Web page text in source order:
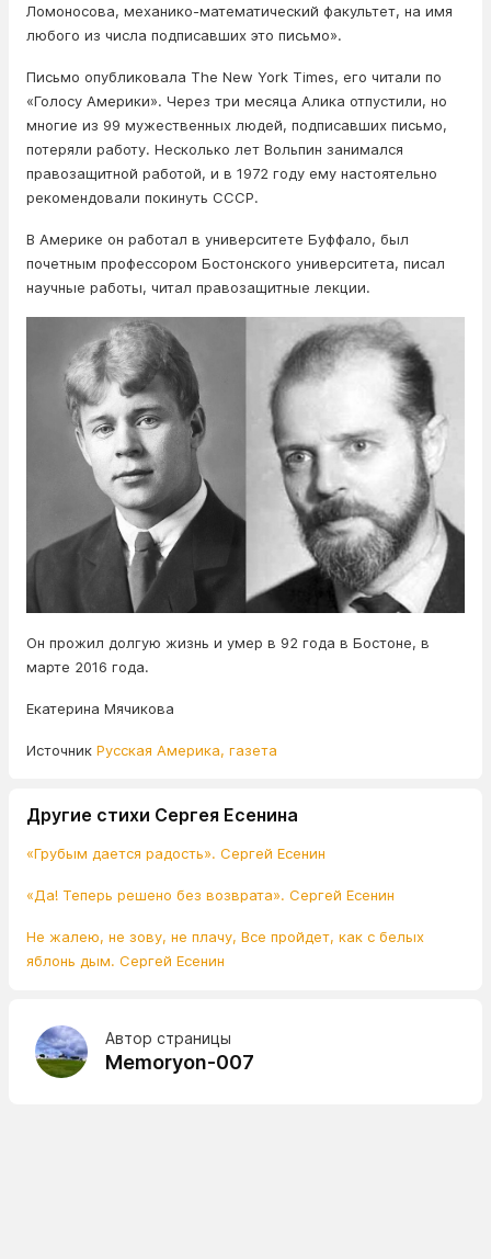
Ломоносова, механико-математический факультет, на имя
любого из числа подписавших это письмо».
Письмо опубликовала The New York Times, его читали по
«Голосу Америки». Через три месяца Алика отпустили, но
многие из 99 мужественных людей, подписавших письмо,
потеряли работу. Несколько лет Вольпин занимался
правозащитной работой, и в 1972 году ему настоятельно
рекомендовали покинуть СССР.
В Америке он работал в университете Буффало, был
почетным профессором Бостонского университета, писал
научные работы, читал правозащитные лекции.
Он прожил долгую жизнь и умер в 92 года в Бостоне, в
марте 2016 года.
Екатерина Мячикова
Источник Русская Америка, газета
Другие стихи Сергея Есенина
«Грубым дается радость». Сергей Есенин
«Да! Теперь решено без возврата». Сергей Есенин
Не жалею, не зову, не плачу, Все пройдет, как с белых
яблонь дым. Сергей Есенин
Автор страницы
Memoryon-007